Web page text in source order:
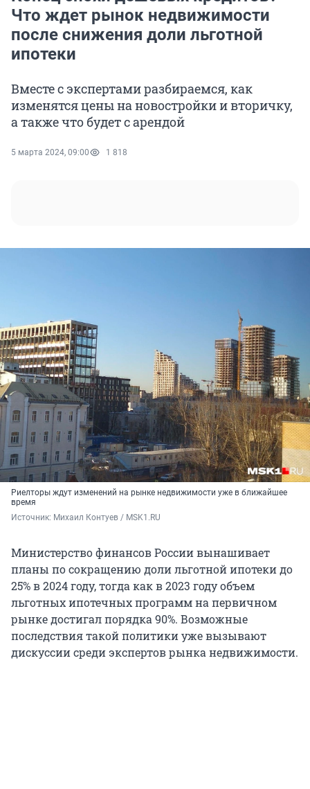
Что ждет рынок недвижимости
после снижения доли льготной
ипотеки
Вместе с экспертами разбираемся, как
изменятся цены на новостройки и вторичку,
а также что будет с арендой
5 марта 2024, 09:00 1 818
Риелторы ждут изменений на рынке недвижимости уже в ближайшее
время
Источник: Михаил Контуев / MSK1.RU
Министерство финансов России вынашивает
планы по сокращению доли льготной ипотеки до
25% в 2024 году, тогда как в 2023 году объем
льготных ипотечных программ на первичном
рынке достигал порядка 90%. Возможные
последствия такой политики уже вызывают
дискуссии среди экспертов рынка недвижимости.